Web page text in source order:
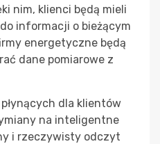
nim, klienci będą mieli
informacji o bieżącym
energetyczne będą
dane pomiarowe z
dla klientów
na inteligentne
i rzeczywisty odczyt